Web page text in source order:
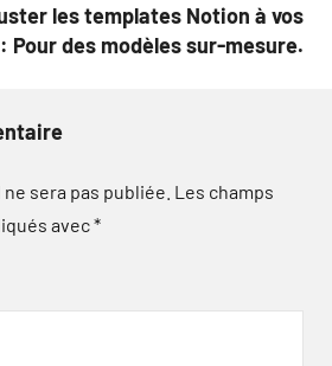
les templates Notion à vos
Pour des modèles sur-mesure.
sera pas publiée. Les champs
avec*